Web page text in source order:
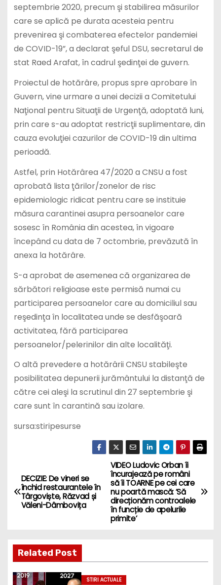
septembrie 2020, precum şi stabilirea măsurilor
care se aplică pe durata acesteia pentru
prevenirea şi combaterea efectelor pandemiei
de COVID-19”, a declarat şeful DSU, secretarul de
stat Raed Arafat, în cadrul şedinţei de guvern.
Proiectul de hotărâre, propus spre aprobare în
Guvern, vine urmare a unei decizii a Comitetului
Naţional pentru Situaţii de Urgenţă, adoptată luni,
prin care s-au adoptat restricţii suplimentare, din
cauza evoluţiei cazurilor de COVID-19 din ultima
perioadă.
Astfel, prin Hotărârea 47/2020 a CNSU a fost
aprobată lista ţărilor/zonelor de risc
epidemiologic ridicat pentru care se instituie
măsura carantinei asupra persoanelor care
sosesc în România din acestea, în vigoare
începând cu data de 7 octombrie, prevăzută în
anexa la hotărâre.
S-a aprobat de asemenea că organizarea de
sărbători religioase este permisă numai cu
participarea persoanelor care au domiciliul sau
reşedinţa în localitatea unde se desfăşoară
activitatea, fără participarea
persoanelor/pelerinilor din alte localităţi.
O altă prevedere a hotărârii CNSU stabileşte
posibilitatea depunerii jurământului la distanţă de
către cei aleşi la scrutinul din 27 septembrie şi
care sunt în carantină sau izolare.
sursa:stiripesurse
P
o
n
a
VIDEO Ludovic Orban îi
încurajează pe români
să îi TOARNE pe cei care
nu poartă mască: ‘Să
direcționăm controalele
în funcție de apelurile
primite’
DECIZIE: De vineri se
închid restaurantele în
Târgoviște, Răzvad și
Văleni-Dâmbovița
Related Post
STIRI ACTUALE